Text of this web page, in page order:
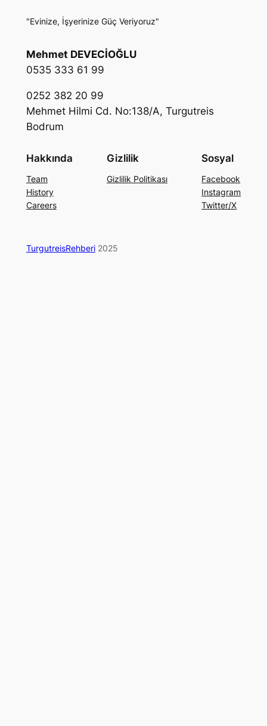
"Evinize, İşyerinize Güç Veriyoruz"
Mehmet DEVECİOĞLU
0535 333 61 99
0252 382 20 99
Mehmet Hilmi Cd. No:138/A, Turgutreis
Bodrum
Hakkında
Team
History
Careers
Gizlilik
Gizlilik Politikası
Sosyal
Facebook
Instagram
Twitter/X
TurgutreisRehberi2025